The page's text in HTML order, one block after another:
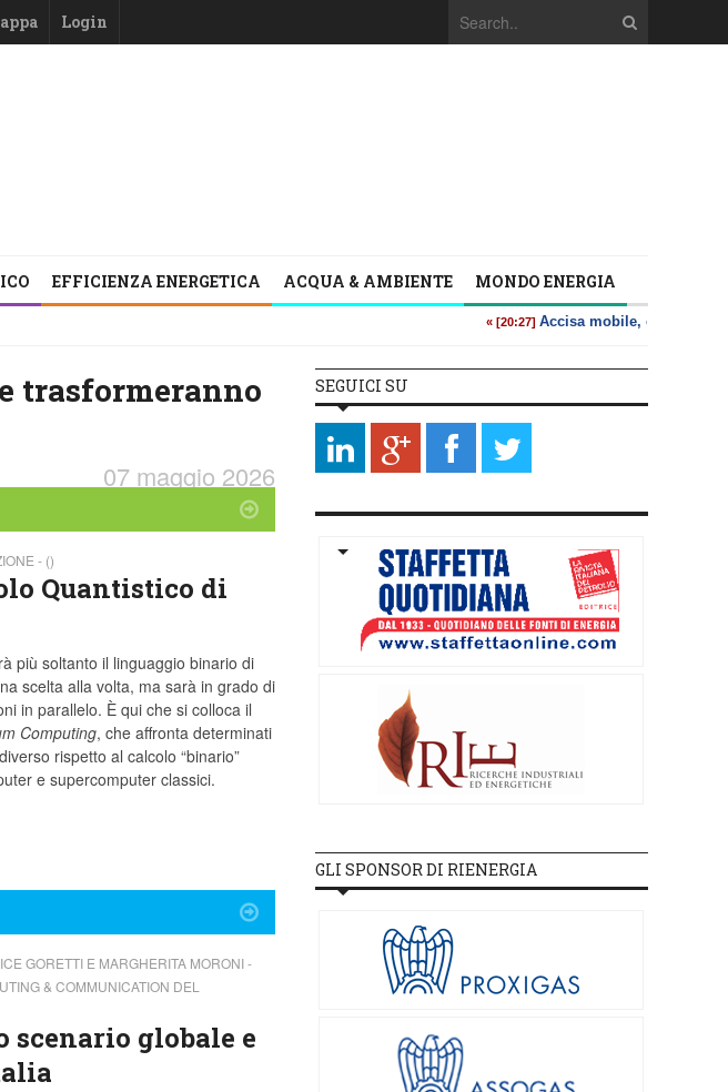
Login
EFFICIENZA ENERGETICA ACQUA & AMBIENTE MONDO ENERGIA
trasformeranno
07 maggio 2026
- ()
Quantistico di
più soltanto il linguaggio binario di
scelta alla volta, ma sarà in grado di
in parallelo. È qui che si colloca il
Computing, che affronta determinati
rispetto al calcolo “binario”
e supercomputer classici.
GORETTI E MARGHERITA MORONI -
& COMMUNICATION DEL
scenario globale e
SEGUICI SU
GLI SPONSOR DI RIENERGIA